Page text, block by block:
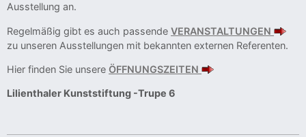
Ausstellung an.
Regelmäßig gibt es auch passende VERANSTALTUNGEN
zu unseren Ausstellungen mit bekannten externen Referenten.
Hier finden Sie unsere ÖFFNUNGSZEITEN
Lilienthaler Kunststiftung -Trupe 6